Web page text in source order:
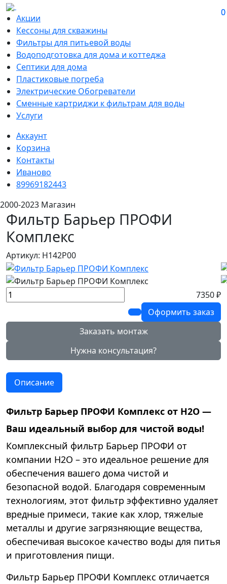
0
0
Акции
Кессоны для скважины
Фильтры для питьевой воды
Водоподготовка для дома и коттеджа
Септики для дома
Пластиковые погреба
Электрические Обогреватели
Сменные картриджи к фильтрам для воды
Услуги
Аккаунт
Корзина
Контакты
Иваново
89969182443
2000-2023 Магазин
Фильтр Барьер ПРОФИ
Комплекс
Артикул: Н142Р00
7350 ₽
Оформить заказ
Заказать монтаж
Нужна консультация?
Описание
Фильтр Барьер ПРОФИ Комплекс от Н2О —
Ваш идеальный выбор для чистой воды!
Комплексный фильтр Барьер ПРОФИ от
компании Н2О – это идеальное решение для
обеспечения вашего дома чистой и
безопасной водой. Благодаря современным
технологиям, этот фильтр эффективно удаляет
вредные примеси, такие как хлор, тяжелые
металлы и другие загрязняющие вещества,
обеспечивая высокое качество воды для питья
и приготовления пищи.
Фильтр Барьер ПРОФИ Комплекс отличается